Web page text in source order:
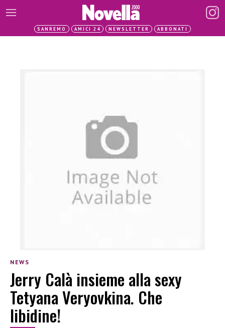
SANREMO AMICI 24 NEWSLETTER ABBONATI
NEWS
Jerry Calà insieme alla sexy
Tetyana Veryovkina. Che
libidine!